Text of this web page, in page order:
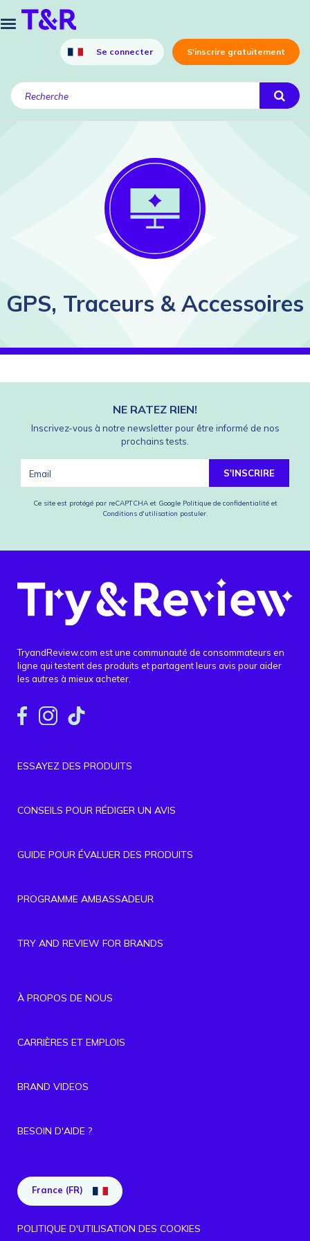
Se connecter S'inscrire gratuitement
GPS, Traceurs & Accessoires
NE RATEZ RIEN!
Inscrivez-vous à notre newsletter pour être informé de nos
prochains tests.
S'INSCRIRE
Ce site est protégé par reCAPTCHA et Google Politique de confidentialité et
Conditions d'utilisation postuler.
TryandReview.com est une communauté de consommateurs en
ligne qui testent des produits et partagent leurs avis pour aider
les autres à mieux acheter.
ESSAYEZ DES PRODUITS
CONSEILS POUR RÉDIGER UN AVIS
GUIDE POUR ÉVALUER DES PRODUITS
PROGRAMME AMBASSADEUR
TRY AND REVIEW FOR BRANDS
À PROPOS DE NOUS
CARRIÈRES ET EMPLOIS
BRAND VIDEOS
BESOIN D'AIDE ?
France (FR)
POLITIQUE D'UTILISATION DES COOKIES